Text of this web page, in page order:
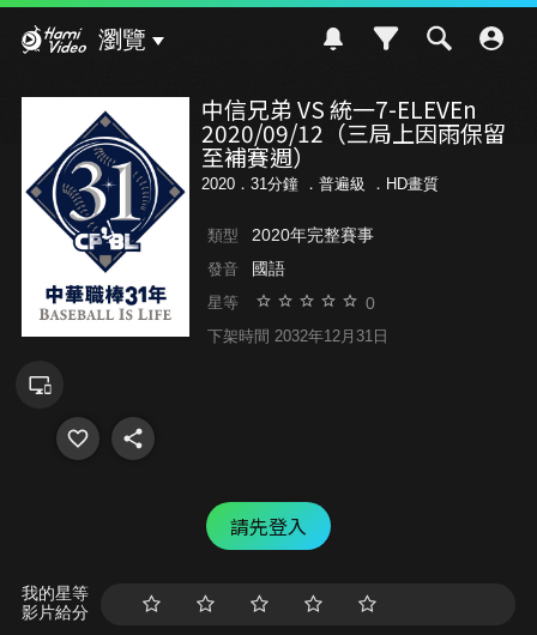
瀏覽
中信兄弟 VS 統一7-ELEVEn
2020/09/12（三局上因雨保留
至補賽週）
2020．31分鐘 ． 普遍級 ．HD畫質
類型 2020年完整賽事
發音 國語
星等 0
下架時間 2032年12月31日
請先登入
我的星等
影片給分